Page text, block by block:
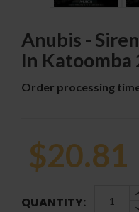
Anubis -
In Katoomba
Order processing
$20.81
QUANTITY: